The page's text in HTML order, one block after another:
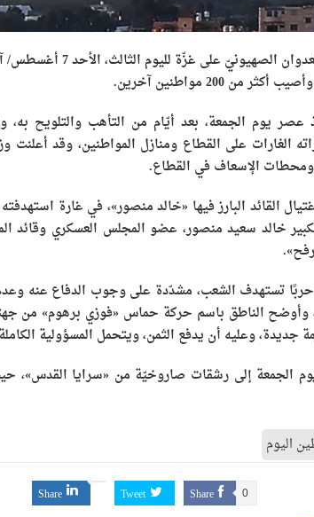
يوم الجمعة، بعد أيّام من التأهب والتلويح به،
الغارات على القطاع ومنازل المواطنين، وقد أعلنت
ومحطات الإسعاف في القطاع.
القائد البارز فيها «خالد منصور»، في غارة
خالد سعيد منصور، عضو المجلس العسكري وقائد
حربًا تستهدف الشعب، مشدّدة على وجوب الدفاع عنه
وأوضح الناطق باسم حركة حماس «فوزي برهوم» من
وعليه أن يدفع الثمن، ويتحمل المسؤولية
الجمعة إلى رشقات صاروخيّة من «سرايا القدس»،
اليوم
Share 0
Tweet
Share